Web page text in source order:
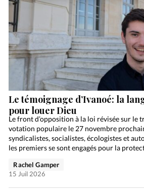
Le témoignage d’Ivanoé: la
pour louer Dieu
Le front d’opposition à la loi révisée sur le
votation populaire le 27 novembre
syndicalistes, socialistes, écologistes et
les premiers se sont engagés pour la
Rachel Gamper
15 Juil 2026